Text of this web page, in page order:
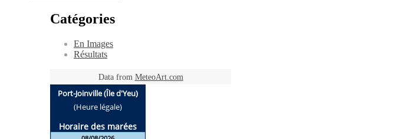
Catégories
En Images
Résultats
Data from MeteoArt.com